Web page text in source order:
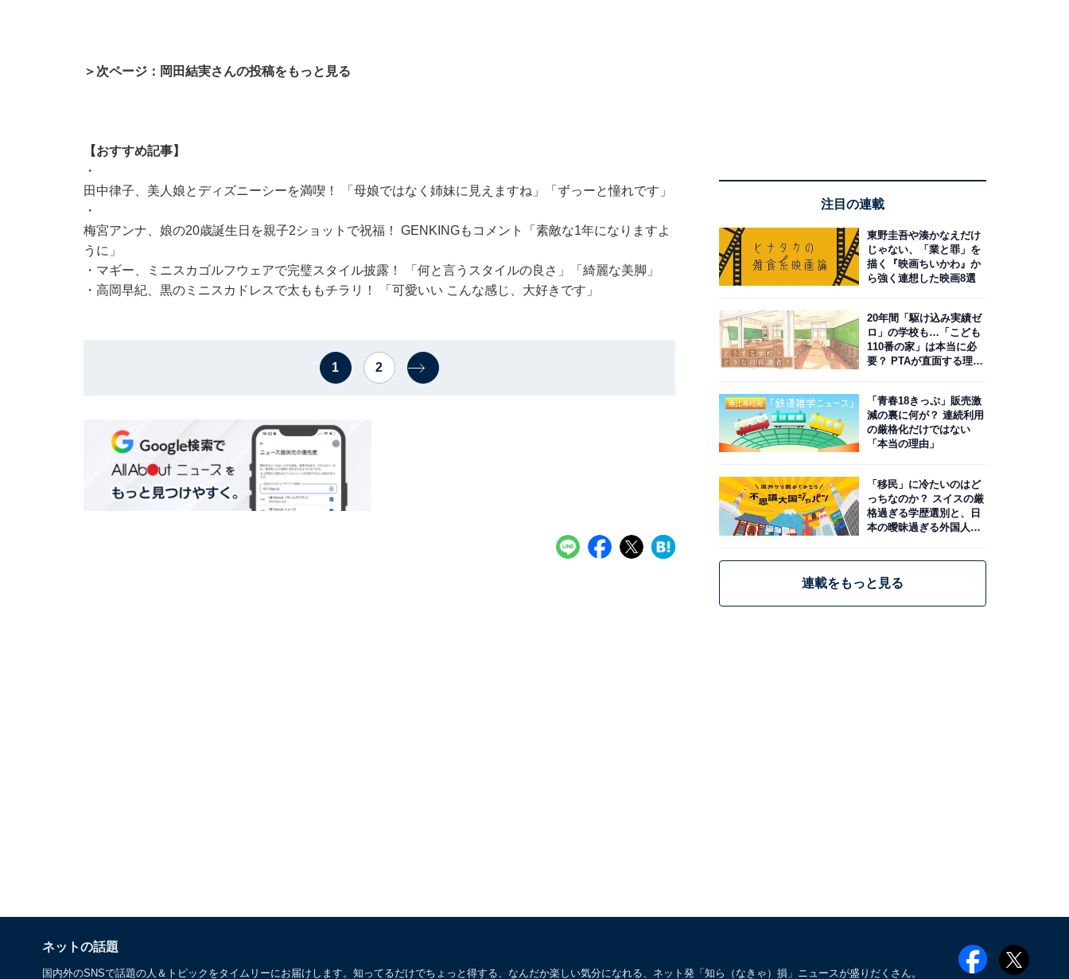
＞次ページ：岡田結実さんの投稿をもっと見る
【おすすめ記事】
・
田中律子、美人娘とディズニーシーを満喫！ 「母娘ではなく姉妹に見えますね」「ずっーと憧れです」
・
梅宮アンナ、娘の20歳誕生日を親子2ショットで祝福！ GENKINGもコメント「素敵な1年になりますよ
うに」
・ マギー、ミニスカゴルフウェアで完璧スタイル披露！ 「何と言うスタイルの良さ」「綺麗な美脚」
・ 高岡早紀、黒のミニスカドレスで太ももチラリ！ 「可愛いい こんな感じ、大好きです」
1 2
注目の連載
東野圭吾や湊かなえだけ
じゃない、「業と罪」を
描く『映画ちいかわ』か
ら強く連想した映画8選
20年間「駆け込み実績ゼ
ロ」の学校も…「こども
110番の家」は本当に必
要？ PTAが直面する理想
「青春18きっぷ」販売激
減の裏に何が？ 連続利用
の厳格化だけではない
「本当の理由」
「移民」に冷たいのはど
っちなのか？ スイスの厳
格過ぎる学歴選別と、日
本の曖昧過ぎる外国人政
連載をもっと見る
ネットの話題
国内外のSNSで話題の人＆トピックをタイムリーにお届けします。知ってるだけでちょっと得する、なんだか楽しい気分になれる、ネット発「知ら（なきゃ）損」ニュースが盛りだくさん。